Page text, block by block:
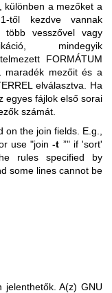
különben a mezőket a
től kezdve vannak
több vesszővel vagy
mindegyik
FORMÁTUM
maradék mezőit és a
elválasztva. Ha
egyes fájlok első sorai
számát.
the join fields. E.g.,
use "join-t ”" if 'sort'
rules specified by
some lines cannot be
jelenthetők.A(z) GNU